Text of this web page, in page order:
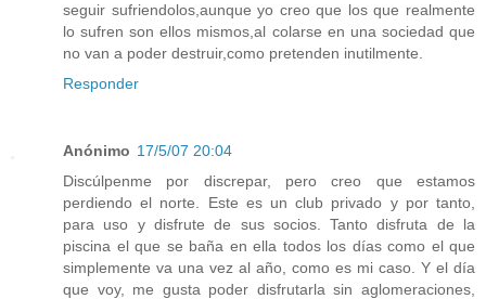
seguir sufriendolos,aunque yo creo que los que realmente
lo sufren son ellos mismos,al colarse en una sociedad que
no van a poder destruir,como pretenden inutilmente.
Responder
Anónimo 17/5/07 20:04
Discúlpenme por discrepar, pero creo que estamos
perdiendo el norte. Este es un club privado y por tanto,
para uso y disfrute de sus socios. Tanto disfruta de la
piscina el que se baña en ella todos los días como el que
simplemente va una vez al año, como es mi caso. Y el día
que voy, me gusta poder disfrutarla sin aglomeraciones,